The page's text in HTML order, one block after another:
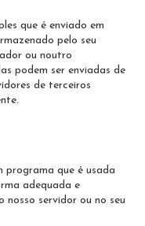
que é enviado em
pelo seu
ou noutro
podem ser enviadas de
de terceiros
programa que é usada
adequada e
servidor ou no seu